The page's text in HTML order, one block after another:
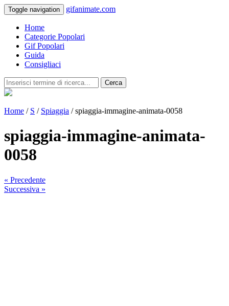
Toggle navigation gifanimate.com
Home
Categorie Popolari
Gif Popolari
Guida
Consigliaci
Cerca
Home / S / Spiaggia / spiaggia-immagine-animata-0058
spiaggia-immagine-animata-
0058
« Precedente
Successiva »